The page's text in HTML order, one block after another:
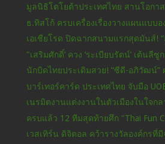
มูลนิธิโตโยต้าประเทศไทย สานโอกา
ธ.ทิสโก้ ครบเครื่องเรื่องวางแผนแบบ
เอเชียโรด ปิดฉากสนามแรกสุดมันส์!
"เสริมศักดิ์’ ควง ‘ระเบียบรัตน์’ เต้นลีซู
นักบิดไทยประเดิมสวย! “ซีดี-อภิวัฒน์”
บาร์เทอร์คาร์ด ประเทศไทย จับมือ
เนรมิตงานแต่งงานในตัวเมืองในใจกล
ครบแล้ว 12 ทีมสุดท้ายศึก "Thai Fun
เวสเทิร์น ดิจิตอล คว้ารางวัลองค์กรที่